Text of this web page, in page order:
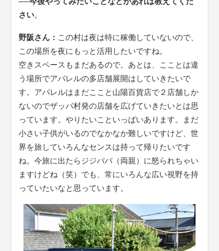
さい。
野阪さん： この村は夜は特に稼働していないので、
この場所を夜にもっと活用したいですね。
空きスペースもまだあるので。あとは、こことは違
う場所でアパレルの多店舗展開はしていきたいで
す。アパレルはまだここと山陽百貨店で２店舗しか
ないのでザッパ村発の店舗を広げていきたいとは思
っています。やりたいこといっぱいあります。まだ
小さい子供がいるのでなかなか難しいですけど、世
界を旅していろんなセンスは持って帰りたいです
ね。今旅に出たらジジババ（両親）に怒られちゃい
ますけどね（笑）でも、常にいろんな広い視野を持
っていたいなと思っています。